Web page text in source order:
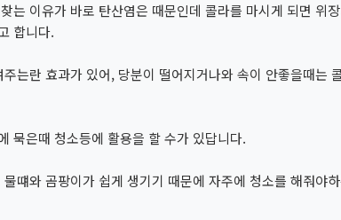
는 이유가 바로 탄산염은 때문인데 콜라를 마시게 되면 위
합니다.
는란 효과가 있어, 당분이 떨어지거나와 속이 안좋을때는
묵은때 청소등에 활용을 할 수가 있답니다.
떄와 곰팡이가 쉽게 생기기 때문에 자주에 청소를 해줘야